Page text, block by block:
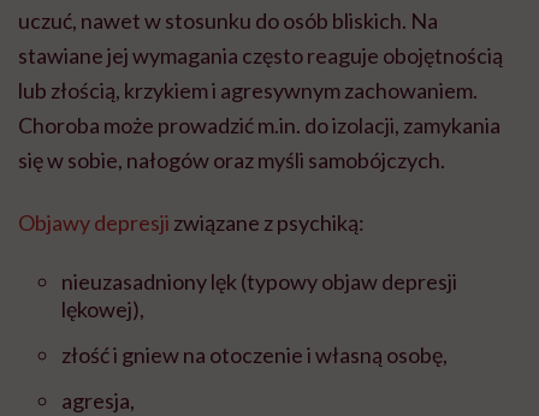
uczuć, nawet w stosunku do osób bliskich. Na
stawiane jej wymagania często reaguje obojętnością
lub złością, krzykiem i agresywnym zachowaniem.
Choroba może prowadzić m.in. do izolacji, zamykania
się w sobie, nałogów oraz myśli samobójczych.
Objawy depresji związane z psychiką:
nieuzasadniony lęk (typowy objaw depresji
lękowej),
złość i gniew na otoczenie i własną osobę,
agresja,